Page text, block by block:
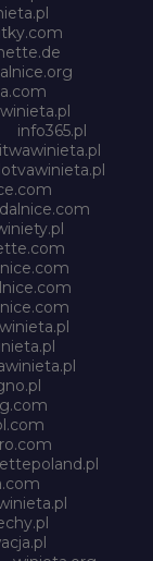
info365.pl
lotvawinieta.pl